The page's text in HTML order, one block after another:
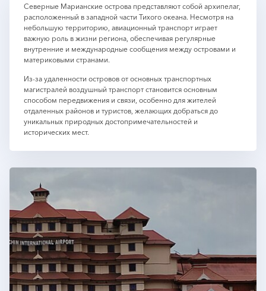
Северные Марианские острова представляют собой архипелаг,
расположенный в западной части Тихого океана. Несмотря на
небольшую территорию, авиационный транспорт играет
важную роль в жизни региона, обеспечивая регулярные
внутренние и международные сообщения между островами и
материковыми странами.
Из-за удаленности островов от основных транспортных
магистралей воздушный транспорт становится основным
способом передвижения и связи, особенно для жителей
отдаленных районов и туристов, желающих добраться до
уникальных природных достопримечательностей и
исторических мест.